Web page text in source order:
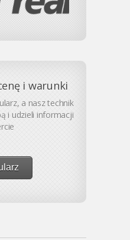
i warunki
a nasz technik
i udzieli informacji